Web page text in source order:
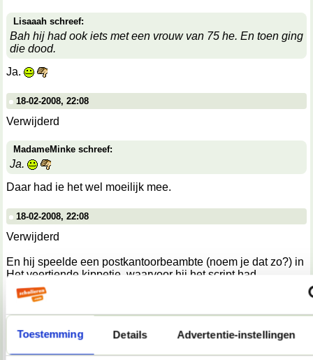
Toestemming Details Advertentie-instellingen
Lisaaah schreef:
Bah hij had ook iets met een vrouw van 75 he. En toen ging
die dood.
Ja.
18-02-2008, 22:08
Verwijderd
MadameMinke schreef:
Ja.
Daar had ie het wel moeilijk mee.
18-02-2008, 22:08
Verwijderd
En hij speelde een postkantoorbeambte (noem je dat zo?) in
Het veertiende kippetje, waarvoor hij het script had
geschreven, maar hij vond het maar niets, want hij moest de
hele tijd wachten. En praktisch al zijn toneelstukken gaan
over wachten. Vond ik wel mooi.
18-02-2008, 22:08